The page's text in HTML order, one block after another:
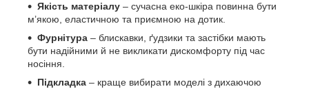
Якість матеріалу – сучасна еко-шкіра повинна бути
м’якою, еластичною та приємною на дотик.
Фурнітура – блискавки, ґудзики та застібки мають
бути надійними й не викликати дискомфорту під час
носіння.
Підкладка – краще вибирати моделі з дихаючою